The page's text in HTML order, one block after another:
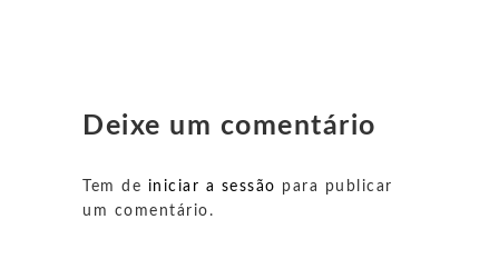
Deixe um comentário
Tem de iniciar a sessão para publicar
um comentário.